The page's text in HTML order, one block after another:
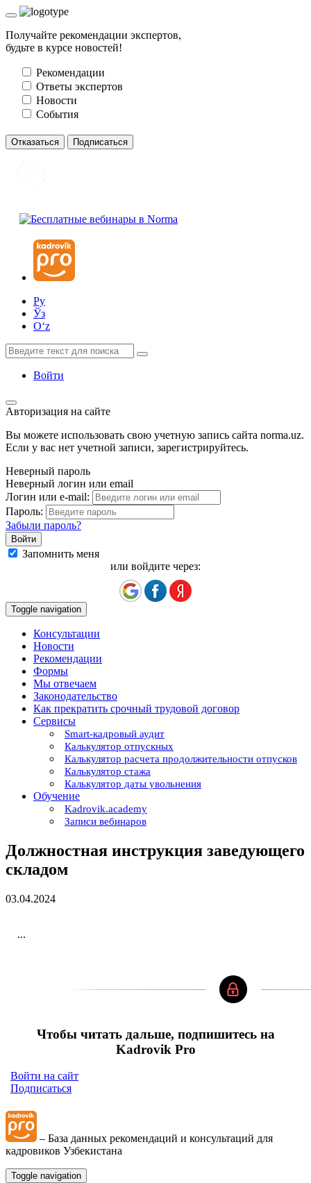
Получайте рекомендации экспертов,
будьте в курсе новостей!
Рекомендации
Ответы экспертов
Новости
События
Отказаться Подписаться
Ру
Ўз
Oʻz
Войти
Авторизация на сайте
Вы можете использовать свою учетную запись сайта norma.uz.
Если у вас нет учетной записи, зарегистрируйтесь.
Неверный пароль
Неверный логин или email
Логин или e-mail:
Пароль:
Забыли пароль?
Запомнить меня
или войдите через:
Toggle navigation
Консультации
Новости
Рекомендации
Формы
Мы отвечаем
Законодательство
Как прекратить срочный трудовой договор
Сервисы
Smart-кадровый аудит
Калькулятор отпускных
Калькулятор расчета продолжительности отпусков
Калькулятор стажа
Калькулятор даты увольнения
Обучение
Kadrovik.academy
Записи вебинаров
Должностная инструкция заведующего
складом
03.04.2024
...
Чтобы читать дальше, подпишитесь на
Kadrovik Pro
Войти на сайт
Подписаться
– База данных рекомендаций и консультаций для
кадровиков Узбекистана
Toggle navigation